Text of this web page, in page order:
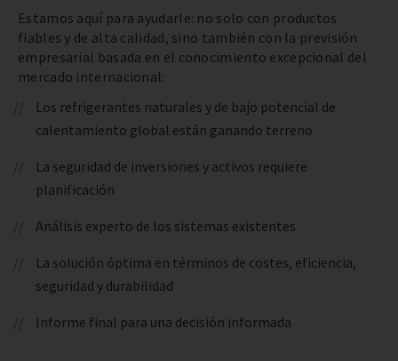
Estamos aquí para ayudarle: no solo con productos
fiables y de alta calidad, sino también con la previsión
empresarial basada en el conocimiento excepcional del
mercado internacional:
Los refrigerantes naturales y de bajo potencial de
calentamiento global están ganando terreno
La seguridad de inversiones y activos requiere
planificación
Análisis experto de los sistemas existentes
La solución óptima en términos de costes, eficiencia,
seguridad y durabilidad
Informe final para una decisión informada